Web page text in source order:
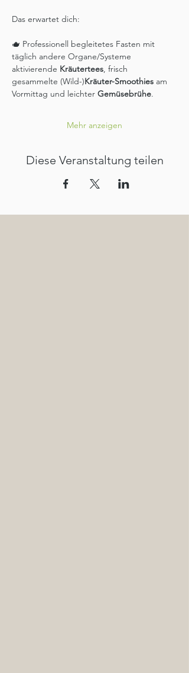
Das erwartet dich:
🫖 Professionell begleitetes Fasten mit
täglich andere Organe/Systeme
aktivierende Kräutertees, frisch
gesammelte (Wild-)Kräuter-Smoothies am
Vormittag und leichter Gemüsebrühe.
Mehr anzeigen
Diese Veranstaltung teilen